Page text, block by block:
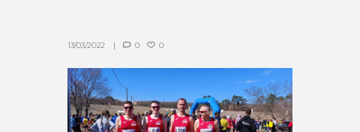
13/03/2022 0 0